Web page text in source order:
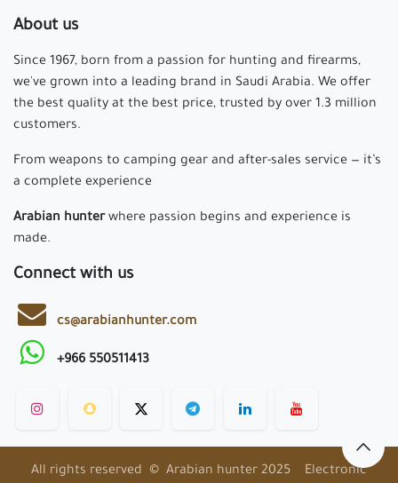
About us
Since 1967, born from a passion for hunting and firearms,
we've grown into a leading brand in Saudi Arabia. We offer
the best quality at the best price, trusted by over 1.3 million
customers.
From weapons to camping gear and after-sales service — it’s
a complete experience
Arabian hunterwhere passion begins and experience is
made.
Connect with us
cs@arabianhunter.com
+966 550511413
All rights reserved © Arabian hunter 2025 Electronic